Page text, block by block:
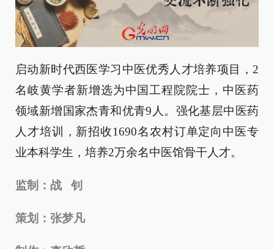
启动新时代西医学习中医优秀人才培养项目，2
名岐黄学者新增选为中国工程院院士，中医药
领域新增国家杰青和优青9人。强化基层中医药
人才培训，新招收1690名农村订单定向中医专
业本科学生，培养2万余名中医馆骨干人才。
监制：战 钊
策划：张梦凡